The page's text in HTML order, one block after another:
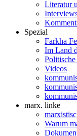
Literatur
Spezial
Farkha
Im Land
Politische
Videos
marx. linke
Warum